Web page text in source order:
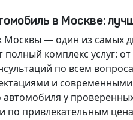
в Москве:
— один из самых
комплекс услуг:
по всем
и
автомобиля у
по привлекательным